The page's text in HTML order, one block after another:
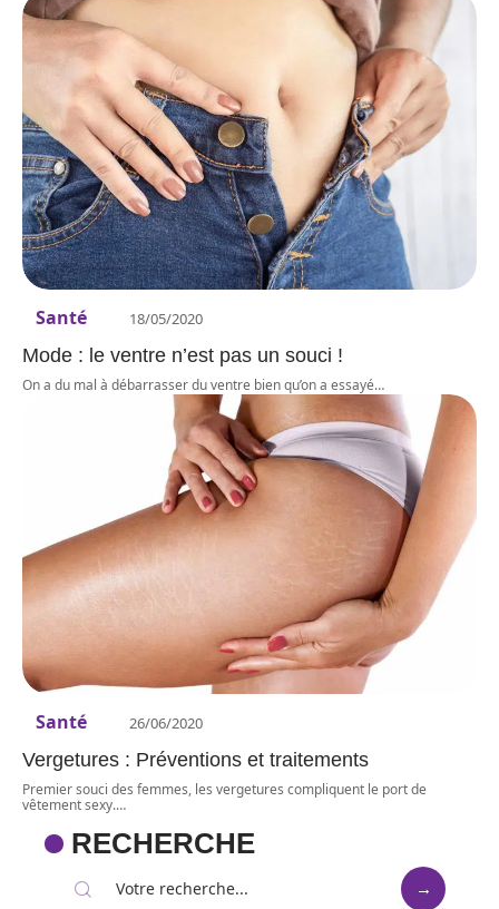
Santé 18/05/2020
Mode : le ventre n’est pas un souci !
On a du mal à débarrasser du ventre bien qu’on a essayé…
Santé 26/06/2020
Vergetures : Préventions et traitements
Premier souci des femmes, les vergetures compliquent le port de
vêtement sexy.…
RECHERCHE